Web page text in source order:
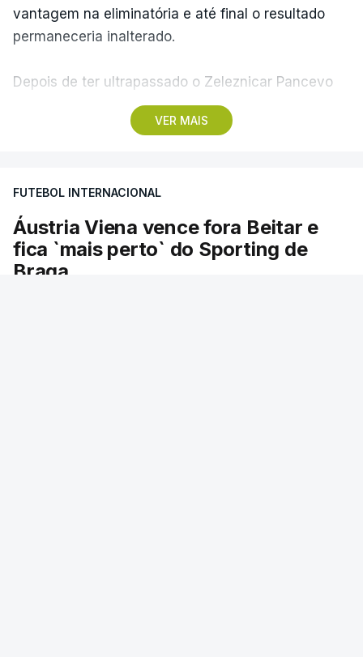
VER MAIS
vantagem na eliminatória e até final o resultado
permaneceria inalterado.
Depois de ter ultrapassado o Zeleznicar Pancevo
na segunda pré-eliminatória de acesso à fase de
liga da Liga Conferência, caso elimine Dínamo de
ao facto de a Bielorrússia ser aliada da Rússia - o
Sporting de Braga irá defrontar no play-off o
vencedor da eliminatória entre Beitar e Áustria
Viena.
FUTEBOL INTERNACIONAL
Áustria Viena vence fora Beitar e
fica `mais perto` do Sporting de
Braga